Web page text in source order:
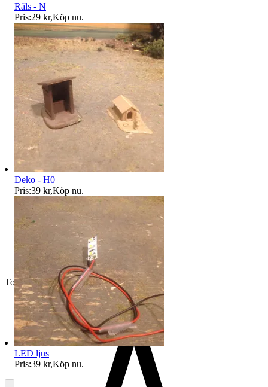
Toppsäljare
Räls - N
Pris:29 kr,Köp nu.
Deko - H0
Pris:39 kr,Köp nu.
LED ljus
Pris:39 kr,Köp nu.